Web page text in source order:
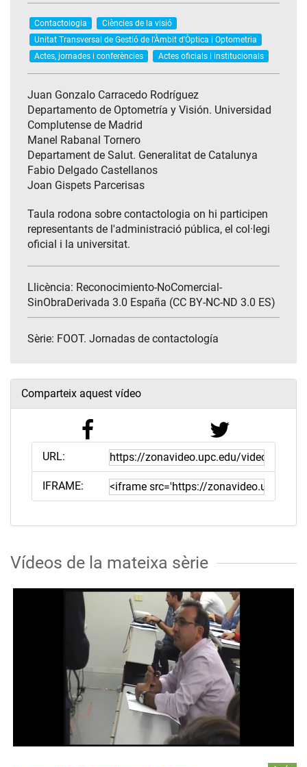
Contactologia
Ciències de la visió
Unitat Transversal de Gestió de l'Àmbit d'Òptica i Optometria
Actes, jornades i conferències
Actes oficials i institucionals
Juan Gonzalo Carracedo Rodríguez
Departamento de Optometría y Visión. Universidad
Complutense de Madrid
Manel Rabanal Tornero
Departament de Salut. Generalitat de Catalunya
Fabio Delgado Castellanos
Joan Gispets Parcerisas
Taula rodona sobre contactologia on hi participen
representants de l'administració pública, el col·legi
oficial i la universitat.
Llicència: Reconocimiento-NoComercial-
SinObraDerivada 3.0 España (CC BY-NC-ND 3.0 ES)
Sèrie: FOOT. Jornadas de contactología
Comparteix aquest vídeo
URL:
IFRAME:
Vídeos de la mateixa sèrie